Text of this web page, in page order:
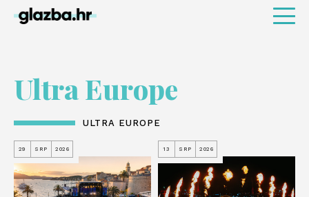
Ultra Europe
ULTRA EUROPE
29 SRP 2026 13 SRP 2026